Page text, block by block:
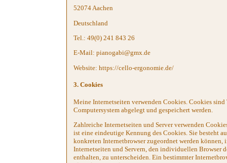
52074 Aachen
Deutschland
Tel.: 49(0) 241 843 26
E-Mail: pianogabi@gmx.de
Website: https://cello-ergonomie.de/
3. Cookies
Meine Internetseiten verwenden Cookies. Cookies
Computersystem abgelegt und gespeichert werden.
Zahlreiche Internetseiten und Server verwenden
ist eine eindeutige Kennung des Cookies. Sie besteht
konkreten Internetbrowser zugeordnet werden können,
Internetseiten und Servern, den individuellen Browser
enthalten, zu unterscheiden. Ein bestimmter